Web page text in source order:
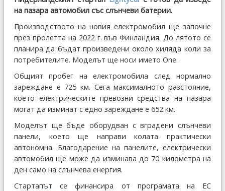
на пазара автомобил със слънчеви батерии.
Производството на новия електромобил ще започне
през пролетта на 2022 г. във Финландия. До лятото се
планира да бъдат произведени около хиляда коли за
потребителите. Моделът ще носи името One.
Общият пробег на електромобила след нормално
зареждане е 725 км. Сега максималното разстояние,
което електрическите превозни средства на пазара
могат да изминат с едно зареждане е 652 км.
Моделът ще бъде оборудван с вградени слънчеви
панели, което ще направи колата практически
автономна. Благодарение на панелите, електрически
автомобил ще може да изминава до 70 километра на
ден само на слънчева енергия.
Стартапът се финансира от програмата на ЕС